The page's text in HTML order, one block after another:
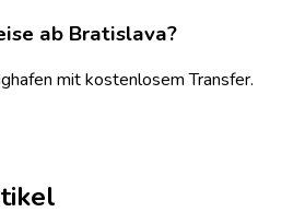
ab Bratislava?
mit kostenlosem Transfer.